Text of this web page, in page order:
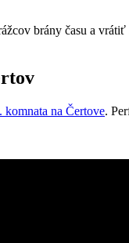
brány času a
komnata na Čertove.